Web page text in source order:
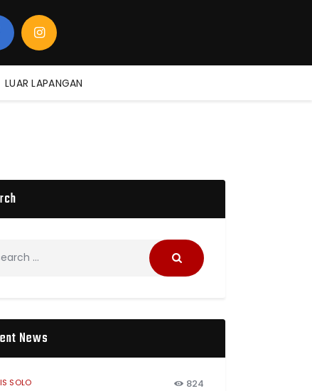
LUAR LAPANGAN
News
SOLO 824